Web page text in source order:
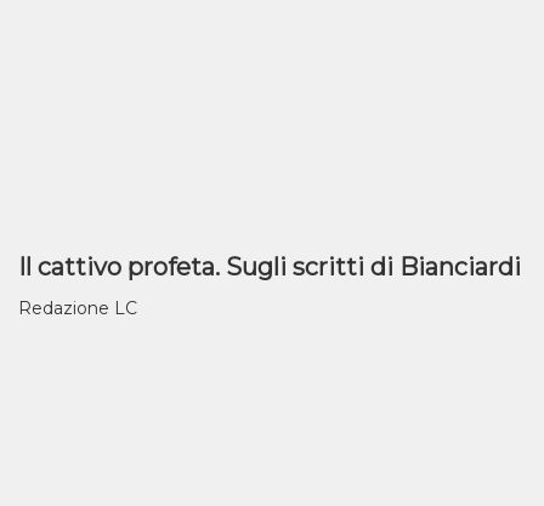
Il cattivo profeta. Sugli scritti di Bianciardi
Redazione LC